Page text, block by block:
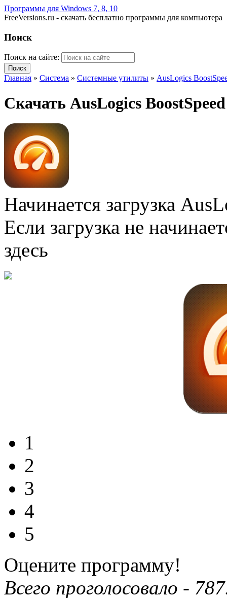
Программы для Windows 7, 8, 10
FreeVersions.ru - скачать бесплатно программы для компьютера
Поиск
Поиск на сайте:
Главная » Система » Системные утилиты » AusLogics
Скачать AusLogics BoostSpeed
Начинается загрузка
Если загрузка не
здесь
1
2
3
4
5
Оцените программу!
Всего проголосовало - 787